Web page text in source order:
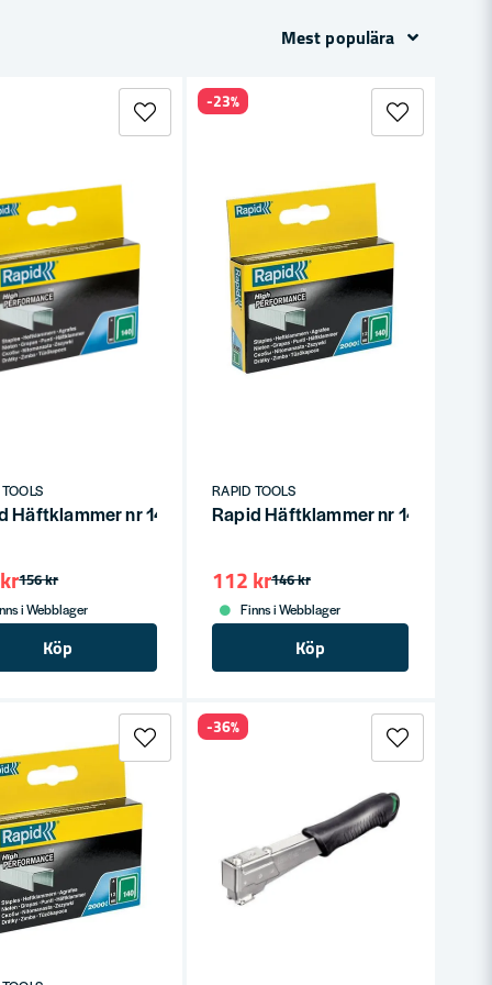
Mest populära
Kolfiber
Häftklammer nr 140 10mm (2000st)
156 kr
i Webblager
Köp
RAPID TOOLS
Rapid Häftklammer nr 140 8mm
146 kr
112 kr
Finns i Webblager
Köp
-23%
-36%